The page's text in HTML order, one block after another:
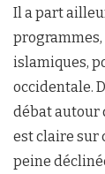
Il a part
programmes,
islamiques,
occidentale.
débat autour
est claire sur
peine